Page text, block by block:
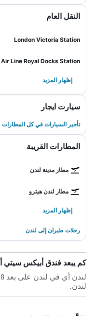
النقل العام
London Victoria Station
Line Royal Docks Station
إظهار المزيد
سيارت ايجار
تأجير السيارات في كل المطارات
المطارات القريبة
مطار مدينة لندن
مطار لندن هيثرو
إظهار المزيد
رحلات طيران إلى لندن
كم يبعد فندق أبيكس
لندن.